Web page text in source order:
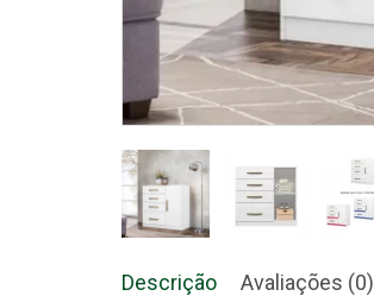
Descrição Avaliações (0)